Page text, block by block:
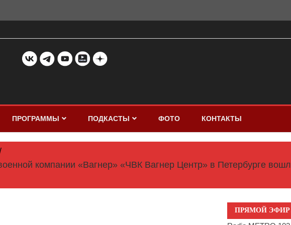
ПРОГРАММЫ ПОДКАСТЫ ФОТО КОНТАКТЫ
компании «Вагнер» «ЧВК Вагнер Центр» в Петербурге
ПРЯМОЙ